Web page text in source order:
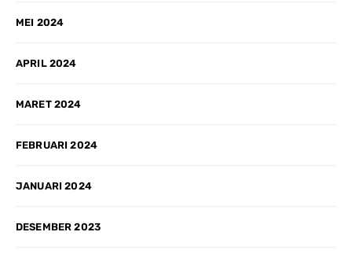
MEI 2024
APRIL 2024
MARET 2024
FEBRUARI 2024
JANUARI 2024
DESEMBER 2023